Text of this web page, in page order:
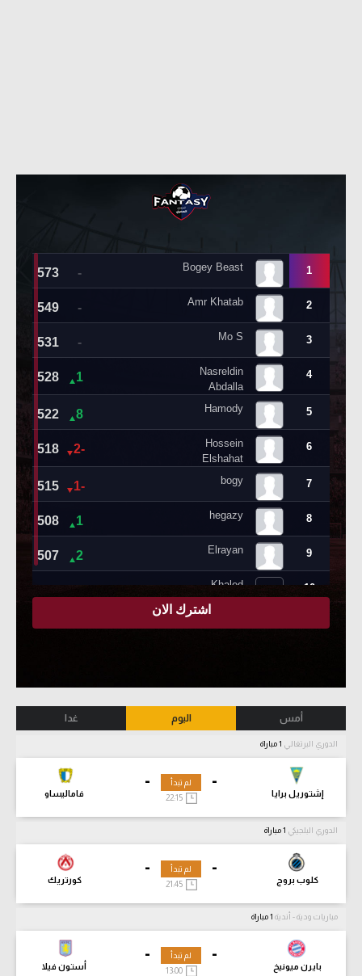
أمس اليوم غدا
الدوري البرتغالي
-
إشتوريل برايا
-
فاماليساو
لم تبدأ
22:15
الدوري البلجيكي
-
كلوب بروج
-
كورتريك
لم تبدأ
21:45
مباريات ودية - أندية
-
بايرن ميونيخ
-
أستون فيلا
لم تبدأ
13:00